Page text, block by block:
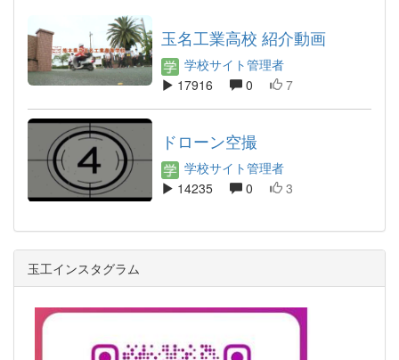
玉名工業高校 紹介動画
学校サイト管理者
17916
0 7
ドローン空撮
学校サイト管理者
14235
0 3
玉工インスタグラム